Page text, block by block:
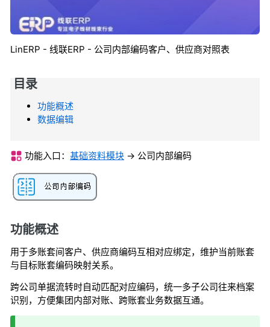
LinERP - 线联ERP - 公司内部编码客户、供应商对照表
目录
功能概述
数据编辑
功能入口： 基础资料模块 -> 公司内部编码
功能概述
用于多账套间客户、供应商编码互相对应绑定，维护当前账套
与目标账套编码映射关系。
跨公司单据流转时自动匹配对应编码，统一多子公司往来档案
识别，方便集团内部对账、跨账套业务数据互通。